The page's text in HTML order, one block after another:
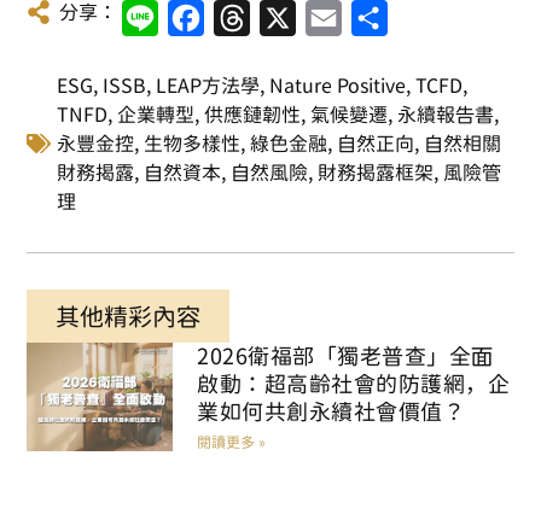
分享： Line FacebookThreads Email
ESG ISSB LEAP方法學 Nature Positive ,TCFD
TNFD
企業轉型 ,供應鏈韌性 氣候變遷 永續報告書
永豐金控 生物多樣性 ,綠色金融 自然正向
自然相關
財務揭露
自然資本 自然風險 財務揭露框架
風險管
理
其他精彩內容
2026衛福部「獨老普查」全面
啟動：超高齡社會的防護網，企
業如何共創永續社會價值？
閱讀更多 »